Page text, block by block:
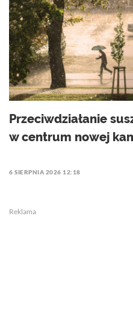
Przeciwdziałanie
w centrum nowej
6 SIERPNIA 2026 12:18
Reklama